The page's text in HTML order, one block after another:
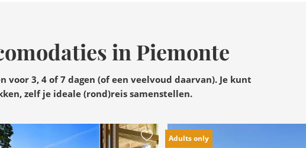
in Piemonte
voor 3, 4 of 7 dagen (of een veelvoud daarvan). Je kunt
zelf je ideale (rond)reis samenstellen.
Adults only